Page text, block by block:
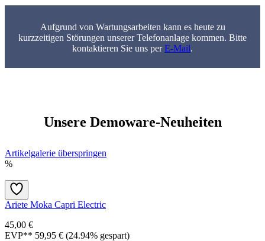
Aufgrund von Wartungsarbeiten kann es heute zu
kurzzeitigen Störungen unserer Telefonanlage kommen. Bitte
kontaktieren Sie uns perE-Mail.
Unsere Demoware-Neuheiten
Artikelgalerie überspringen
%
Ariete Moka Capri Electric
45,00 €
EVP** 59,95 € (24.94% gespart)